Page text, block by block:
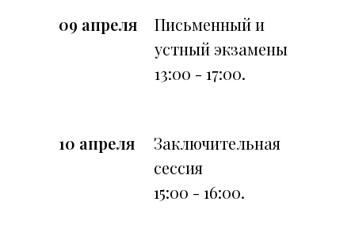
09 апреля
Письменный и
устный экзамены
13:00 - 17:00.
10 апреля
Заключительная
сессия
15:00 - 16:00.